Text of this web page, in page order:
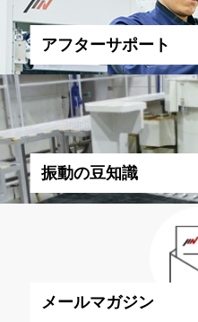
アフターサポート
振動の豆知識
メールマガジン